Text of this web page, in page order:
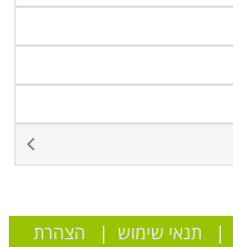
| תנאי שימוש | הצהרת